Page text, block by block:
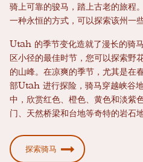
骑上可靠的骏马，踏上古老的旅程
一种永恒的方式，可以探索该州一
Utah 的季节变化造就了漫长的骑
区小径的最佳时节，您可以探索野
的山峰。在凉爽的季节，尤其是在
部Utah 进行探险，骑马穿越峡谷
中，欣赏红色、橙色、黄色和淡紫
门、天然桥梁和台地等奇特的岩石地
探索骑马